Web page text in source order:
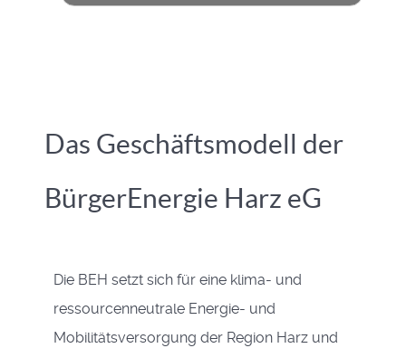
Das Geschäftsmodell der
BürgerEnergie Harz eG
Die BEH setzt sich für eine klima- und
ressourcenneutrale Energie- und
Mobilitätsversorgung der Region Harz und